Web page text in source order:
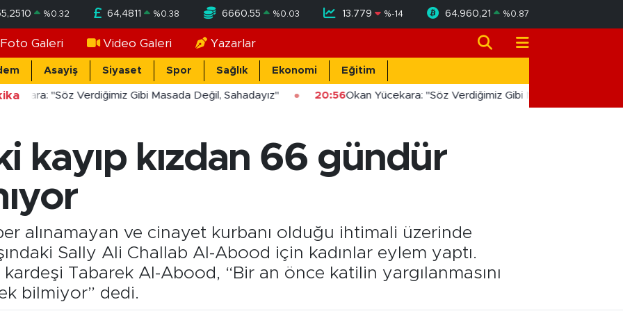
%0.32 64,4811 %0.38 6660.55 %0.03 13.779 %-14 64.960,21 %0.87
Foto Galeri Video Galeri Yazarlar
Asayiş Siyaset Spor Sağlık Ekonomi Eğitim
"Söz Verdiğimiz Gibi Masada Değil, Sahadayız" 20:56Okan Yücekara: "Söz Verdiğimiz Gibi Masada Değil,
kayıp kızdan 66 gündür
alınamayan ve cinayet kurbanı olduğu ihtimali üzerinde
Sally Ali Challab Al-Abood için kadınlar eylem yaptı.
kardeşi Tabarek Al-Abood, “Bir an önce katilin yargılanmasını
bilmiyor” dedi.